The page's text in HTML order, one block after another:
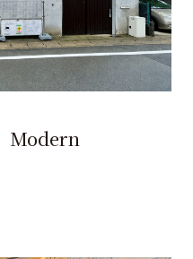
Modern